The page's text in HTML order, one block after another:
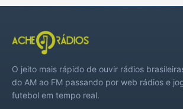
O jeito mais rápido de ouvir rádios
do AM ao FM passando por web rádios e
futebol em tempo real.